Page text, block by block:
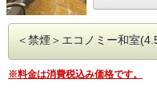
・JR高知駅…
・高知IC…車
・高知龍馬
◇周辺観光◇
・高知城、高
※駐車場は先
◇その他サー
・全館無料Wi-
・コインラン
チェックイン
どちらもバラ
お米は高知の
今までご愛顧
何卒ご理解を
QUOカード
☆こちらは食
☆港屋自慢の
＜禁煙＞エコノミー和室
※料金は消費税込み価格です。